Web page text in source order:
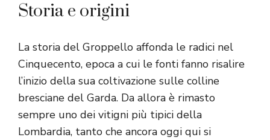
Storia e origini
La storia del Groppello affonda le radici nel
Cinquecento, epoca a cui le fonti fanno risalire
l’inizio della sua coltivazione sulle colline
bresciane del Garda. Da allora è rimasto
sempre uno dei vitigni più tipici della
Lombardia, tanto che ancora oggi qui si